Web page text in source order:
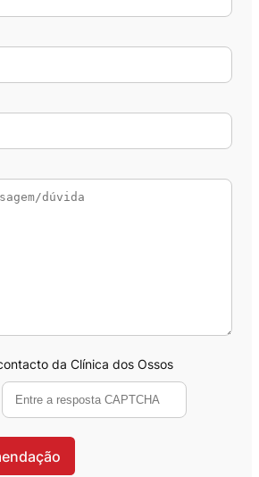
da Clínica dos Ossos